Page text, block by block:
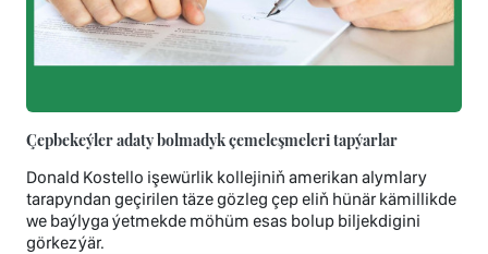
Çepbekeýler adaty bolmadyk çemeleşmeleri tapýarlar
Donald Kostello işewürlik kollejiniň amerikan alymlary
tarapyndan geçirilen täze gözleg çep eliň hünär kämillikde
we baýlyga ýetmekde möhüm esas bolup biljekdigini
görkezýär.